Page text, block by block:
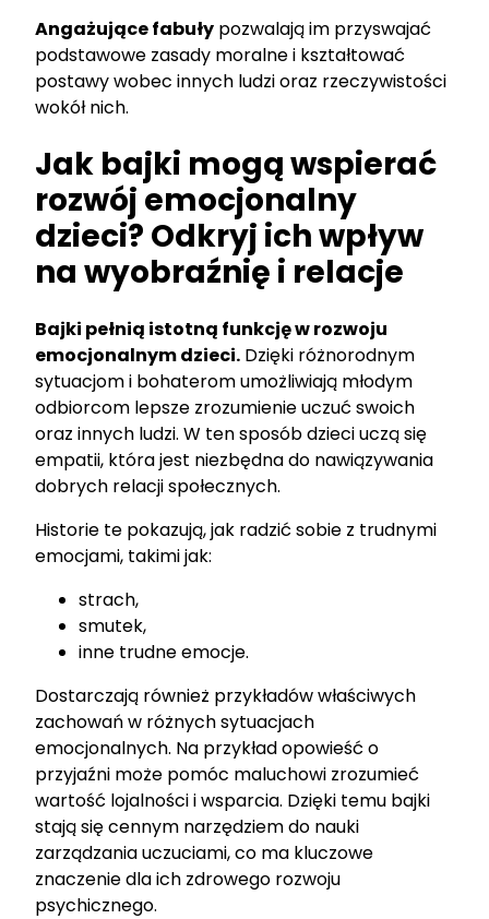
Angażujące fabuły pozwalają im przyswajać
podstawowe zasady moralne i kształtować
postawy wobec innych ludzi oraz rzeczywistości
wokół nich.
Jak bajki mogą wspierać
rozwój emocjonalny
dzieci? Odkryj ich wpływ
na wyobraźnię i relacje
Bajki pełnią istotną funkcję w rozwoju
emocjonalnym dzieci. Dzięki różnorodnym
sytuacjom i bohaterom umożliwiają młodym
odbiorcom lepsze zrozumienie uczuć swoich
oraz innych ludzi. W ten sposób dzieci uczą się
empatii, która jest niezbędna do nawiązywania
dobrych relacji społecznych.
Historie te pokazują, jak radzić sobie z trudnymi
emocjami, takimi jak:
strach,
smutek,
inne trudne emocje.
Dostarczają również przykładów właściwych
zachowań w różnych sytuacjach
emocjonalnych. Na przykład opowieść o
przyjaźni może pomóc maluchowi zrozumieć
wartość lojalności i wsparcia. Dzięki temu bajki
stają się cennym narzędziem do nauki
zarządzania uczuciami, co ma kluczowe
znaczenie dla ich zdrowego rozwoju
psychicznego.